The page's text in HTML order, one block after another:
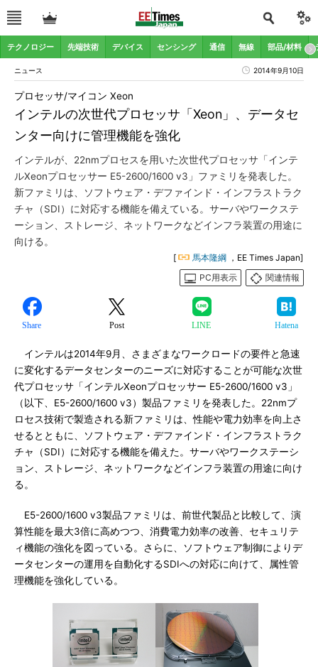
テクノロジー 先端技術 デバイス センシング 通信 無線 部品/材料
ニュース 2014年9月10日
インテルの次世代プロセッサ「Xeon」、データセ
ンター向けに管理機能を強化
プロセッサ/マイコン Xeon
インテルが、22nmプロセスを用いた次世代プロセッサ「インテ
ルXeonプロセッサー E5-2600/1600 v3」ファミリを発表した。
新ファミリは、ソフトウェア・デファインド・インフラストラク
チャ（SDI）に対応する機能を備えている。サーバやワークステ
ーション、ストレージ、ネットワークなどインフラ装置の用途に
向ける。
[ 馬本隆綱 ，EE Times Japan]
PC用表示
関連情報
Share Post LINE Hatena
インテルは2014年9月、さまざまなワークロードの要件と急速
に変化するデータセンターのニーズに対応することが可能な次世
代プロセッサ「インテルXeonプロセッサー E5-2600/1600 v3」
（以下、E5-2600/1600 v3）製品ファミリを発表した。22nmプ
ロセス技術で製造される新ファミリは、性能や電力効率を向上さ
せるとともに、ソフトウェア・デファインド・インフラストラク
チャ（SDI）に対応する機能を備えた。サーバやワークステーシ
ョン、ストレージ、ネットワークなどインフラ装置の用途に向け
る。
E5-2600/1600 v3製品ファミリは、前世代製品と比較して、演
算性能を最大3倍に高めつつ、消費電力効率の改善、セキュリテ
ィ機能の強化を図っている。さらに、ソフトウェア制御によりデ
ータセンターの運用を自動化するSDIへの対応に向けて、属性管
理機能を強化している。